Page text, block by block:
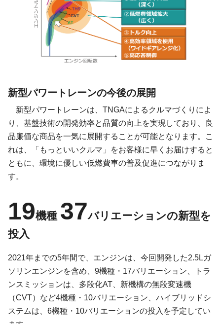
新型パワートレーンの今後の展開
新型パワートレーンは、TNGAによるクルマづくりによ
り、基盤技術の開発効率と品質の向上を実現しており、良
品廉価な商品を一気に展開することが可能となります。こ
れは、「もっといいクルマ」をお客様に早くお届けすると
ともに、環境に優しい低燃費車の普及促進につながりま
す。
19機種 37バリエーションの新型を
投入
2021年までの5年間で、エンジンは、今回開発した2.5Lガ
ソリンエンジンを含め、9機種・17バリエーション、トラ
ンスミッションは、多段化AT、新機構の無段変速機
（CVT）など4機種・10バリエーション、ハイブリッドシ
ステムは、6機種・10バリエーションの投入を予定してい